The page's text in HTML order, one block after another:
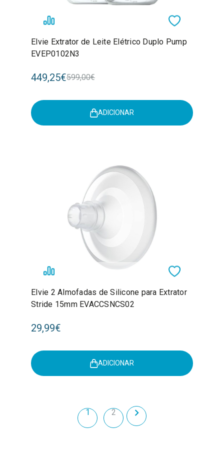
Elvie Extrator de Leite Elétrico Duplo Pump
EVEP0102N3
449,25€599,00€
ADICIONAR
Elvie 2 Almofadas de Silicone para Extrator
Stride 15mm EVACCSNCS02
29,99€
ADICIONAR
1 2